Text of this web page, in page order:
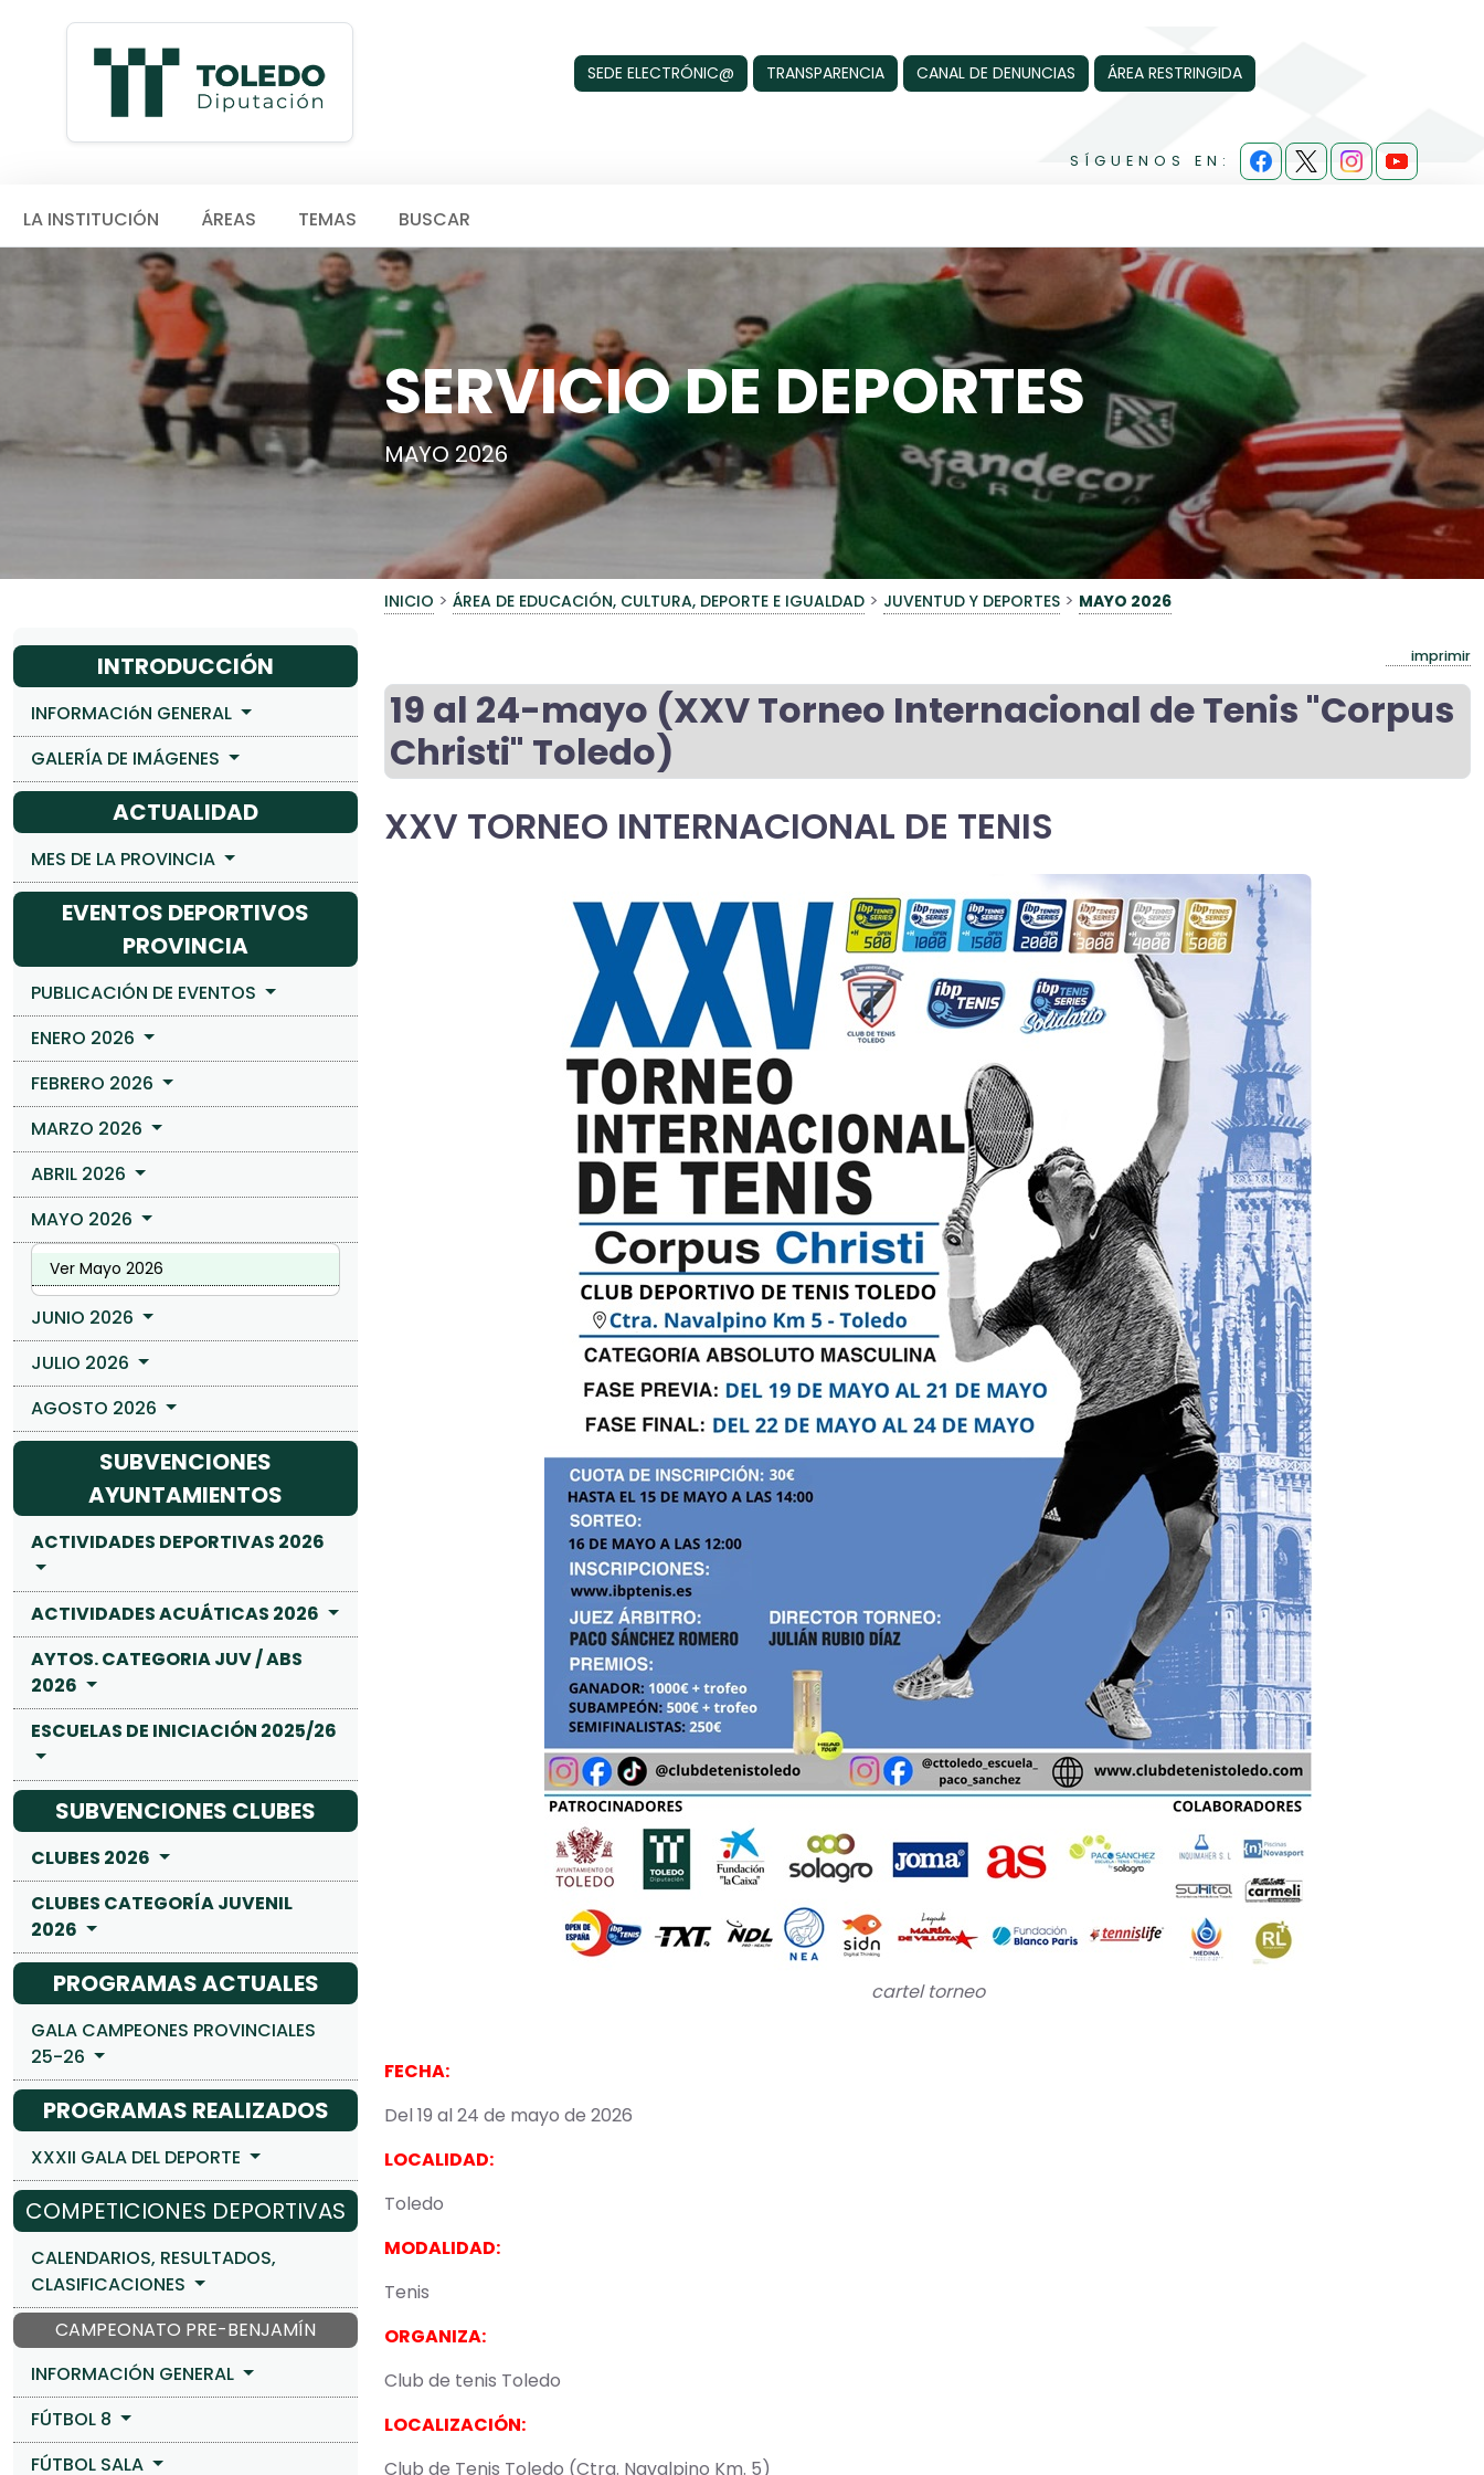
SEDE ELECTRÓNIC@ TRANSPARENCIA CANAL DE DENUNCIAS ÁREA RESTRINGIDA
SÍGUENOS EN:
LA INSTITUCIÓN ÁREAS TEMAS BUSCAR
SERVICIO DE DEPORTES
MAYO 2026
INICIO > ÁREA DE EDUCACIÓN, CULTURA, DEPORTE E IGUALDAD > JUVENTUD Y DEPORTES > MAYO 2026
INTRODUCCIÓN
INFORMACIóN GENERAL
GALERÍA DE IMÁGENES
ACTUALIDAD
MES DE LA PROVINCIA
EVENTOS DEPORTIVOS
PROVINCIA
PUBLICACIÓN DE EVENTOS
ENERO 2026
FEBRERO 2026
MARZO 2026
ABRIL 2026
MAYO 2026
Ver Mayo 2026
JUNIO 2026
JULIO 2026
AGOSTO 2026
SUBVENCIONES
AYUNTAMIENTOS
ACTIVIDADES DEPORTIVAS 2026
ACTIVIDADES ACUÁTICAS 2026
AYTOS. CATEGORIA JUV / ABS
2026
ESCUELAS DE INICIACIÓN 2025/26
SUBVENCIONES CLUBES
CLUBES 2026
CLUBES CATEGORÍA JUVENIL
2026
PROGRAMAS ACTUALES
GALA CAMPEONES PROVINCIALES
25-26
PROGRAMAS REALIZADOS
XXXII GALA DEL DEPORTE
COMPETICIONES DEPORTIVAS
CALENDARIOS, RESULTADOS,
CLASIFICACIONES
CAMPEONATO PRE-BENJAMÍN
INFORMACIÓN GENERAL
FÚTBOL 8
FÚTBOL SALA
imprimir
19 al 24-mayo (XXV Torneo Internacional de Tenis "Corpus
Christi" Toledo)
XXV TORNEO INTERNACIONAL DE TENIS
cartel torneo
FECHA:
Del 19 al 24 de mayo de 2026
LOCALIDAD:
Toledo
MODALIDAD:
Tenis
ORGANIZA:
Club de tenis Toledo
LOCALIZACIÓN:
Club de Tenis Toledo (Ctra. Navalpino Km. 5)